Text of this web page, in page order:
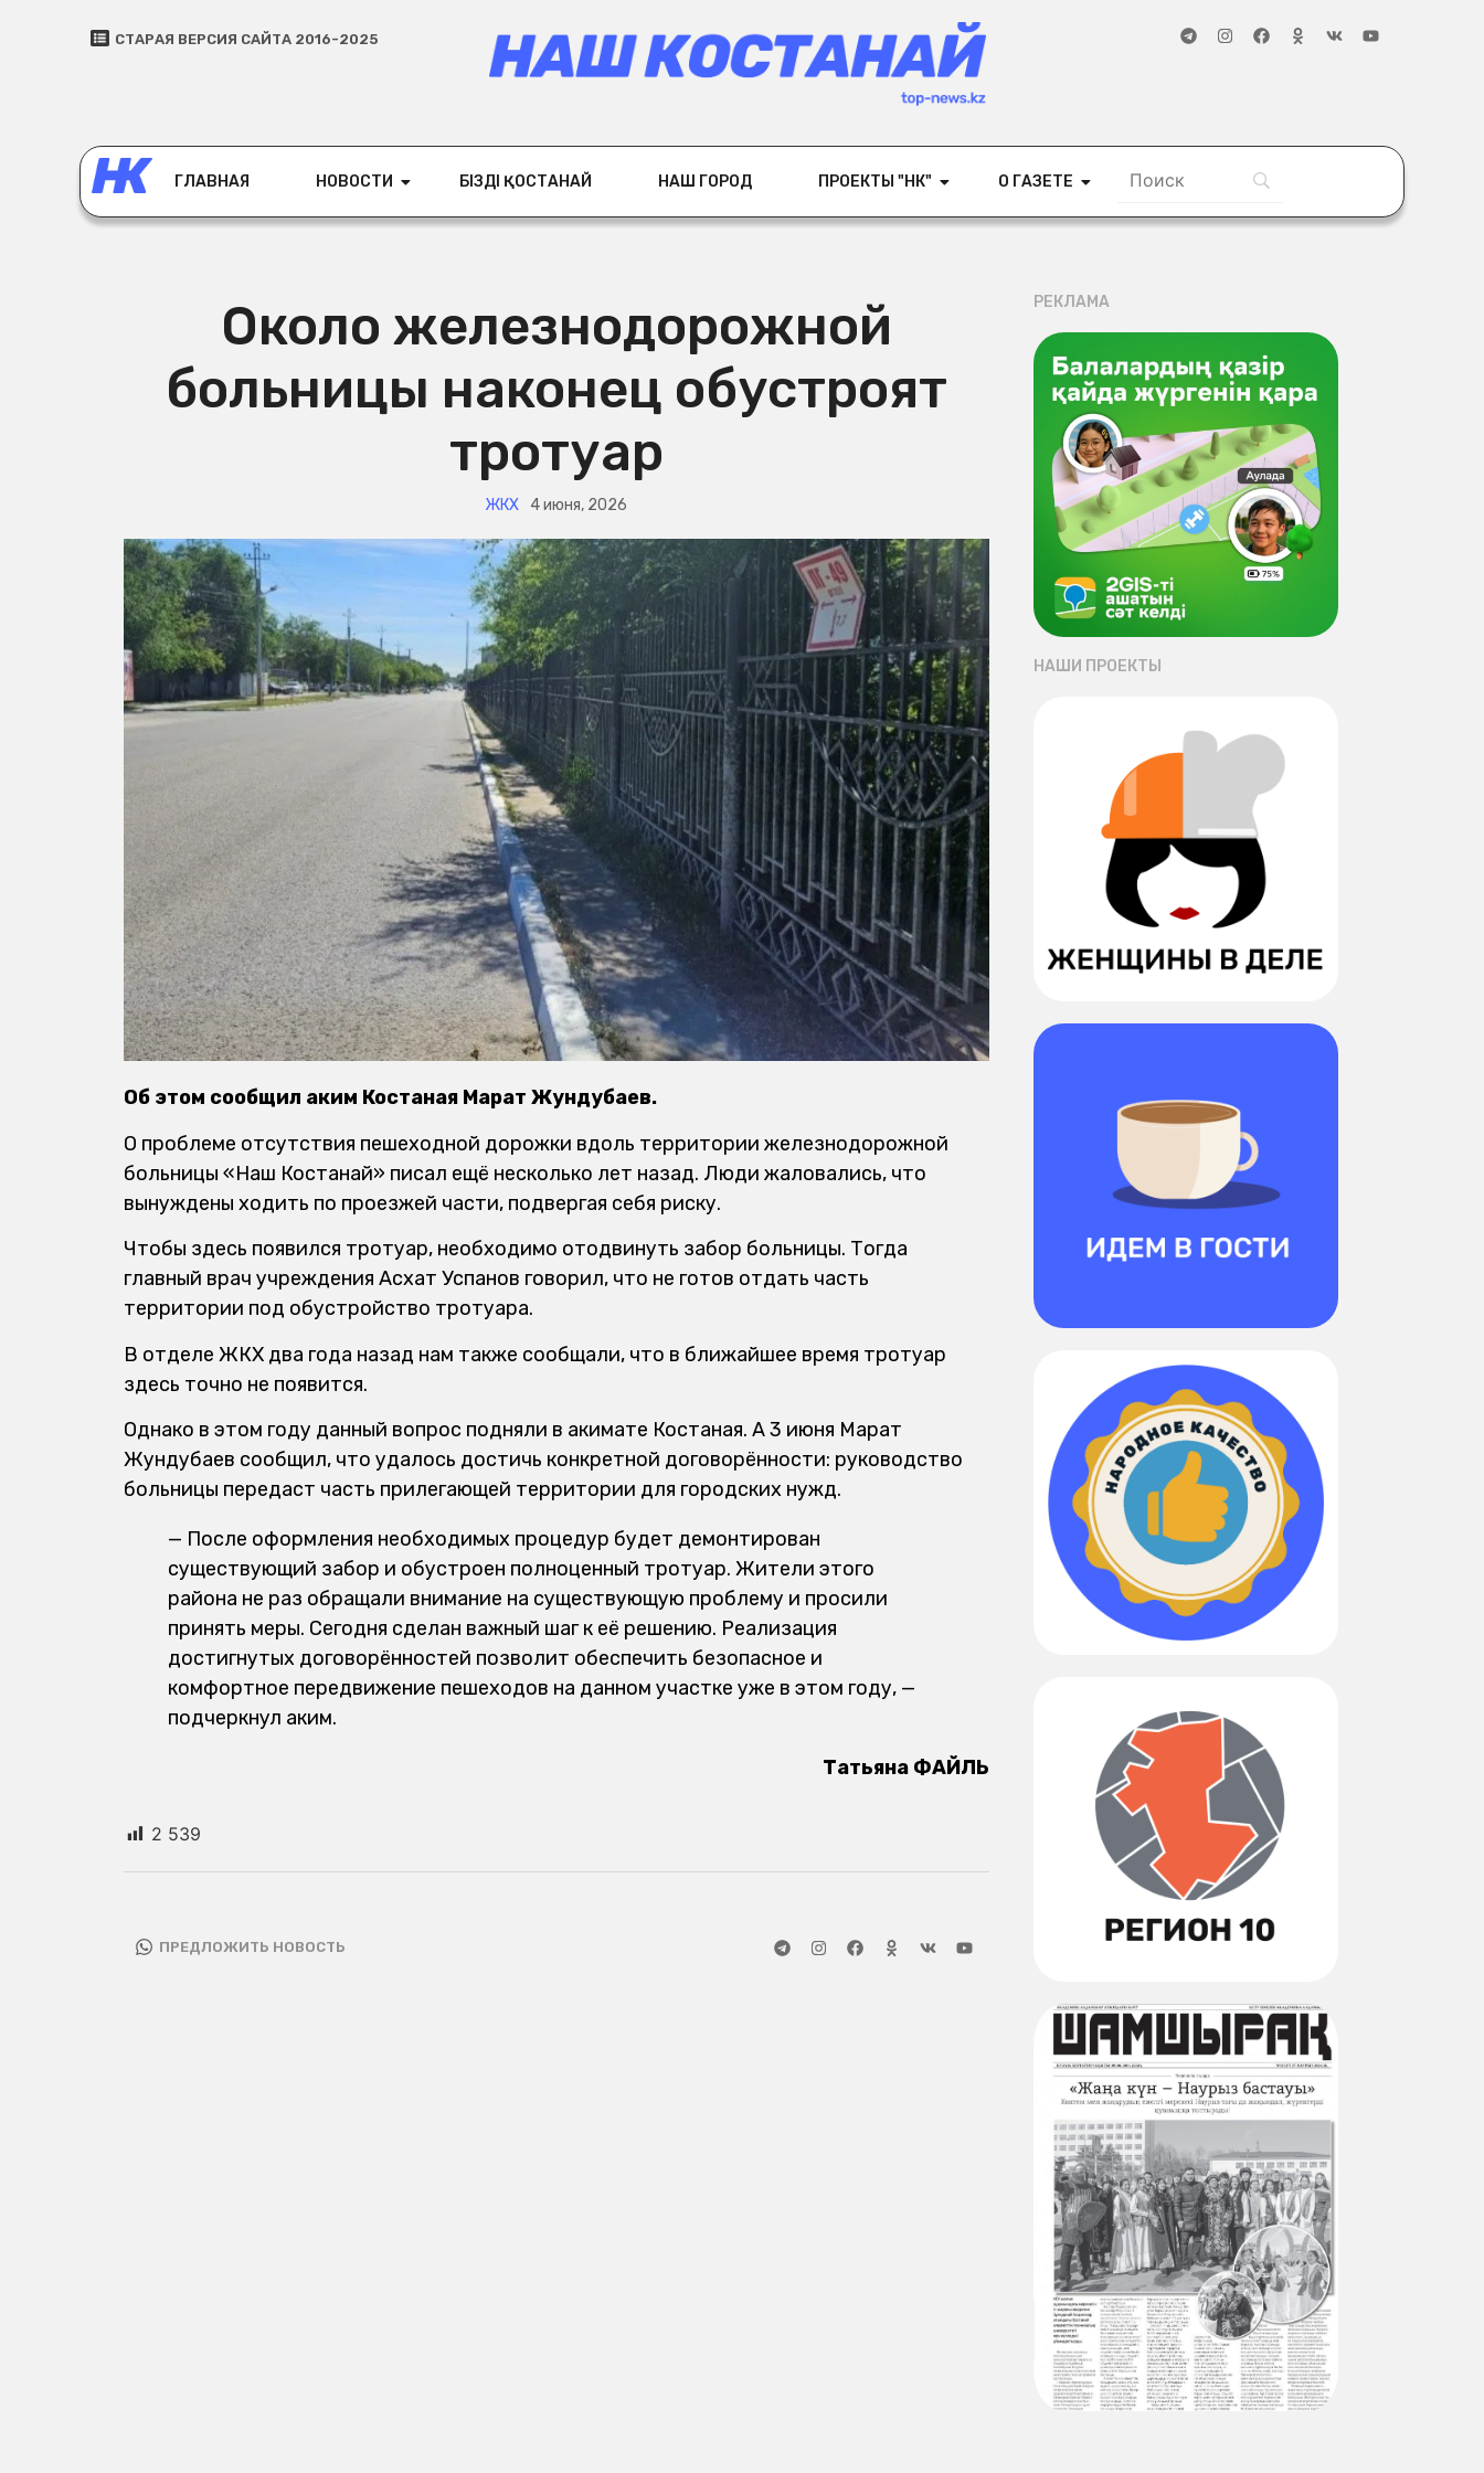
СТАРАЯ ВЕРСИЯ САЙТА 2016-2025
ГЛАВНАЯ НОВОСТИ БІЗДІҢ ҚОСТАНАЙ НАШ ГОРОД ПРОЕКТЫ "НК" О ГАЗЕТЕ
Около железнодорожной
больницы наконец обустроят
тротуар
ЖКХ 4 июня, 2026
Об этом сообщил аким Костаная Марат Жундубаев.
О проблеме отсутствия пешеходной дорожки вдоль территории железнодорожной
больницы «Наш Костанай» писал ещё несколько лет назад. Люди жаловались, что
вынуждены ходить по проезжей части, подвергая себя риску.
Чтобы здесь появился тротуар, необходимо отодвинуть забор больницы. Тогда
главный врач учреждения Асхат Успанов говорил, что не готов отдать часть
территории под обустройство тротуара.
В отделе ЖКХ два года назад нам также сообщали, что в ближайшее время тротуар
здесь точно не появится.
Однако в этом году данный вопрос подняли в акимате Костаная. А 3 июня Марат
Жундубаев сообщил, что удалось достичь конкретной договорённости: руководство
больницы передаст часть прилегающей территории для городских нужд.
— После оформления необходимых процедур будет демонтирован
существующий забор и обустроен полноценный тротуар. Жители этого
района не раз обращали внимание на существующую проблему и просили
принять меры. Сегодня сделан важный шаг к её решению. Реализация
достигнутых договорённостей позволит обеспечить безопасное и
комфортное передвижение пешеходов на данном участке уже в этом году, —
подчеркнул аким.
Татьяна ФАЙЛЬ
2 539
ПРЕДЛОЖИТЬ НОВОСТЬ
РЕКЛАМА
НАШИ ПРОЕКТЫ